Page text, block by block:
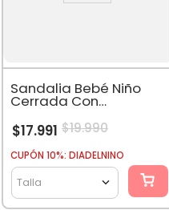
Sandalia Bebé Niño
Cerrada Con
Marino
$17.991 $19.990
CUPÓN 10%: DIADELNINO
Talla